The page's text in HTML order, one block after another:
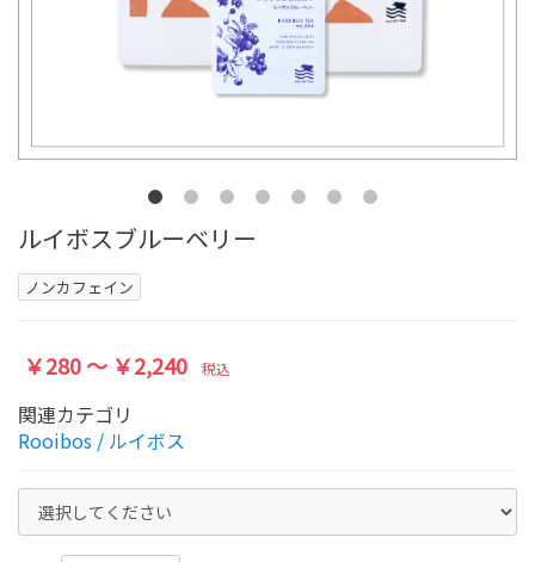
ルイボスブルーベリー
ノンカフェイン
￥280 ～ ￥2,240 税込
関連カテゴリ
Rooibos / ルイボス